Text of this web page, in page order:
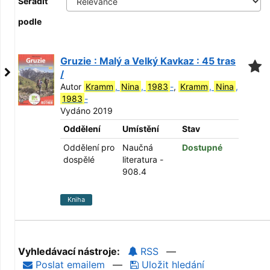
podle
Gruzie : Malý a Velký Kavkaz : 45 tras
/
Autor Kramm , Nina , 1983 -, Kramm , Nina ,
1983 -
Vydáno 2019
Oddělení
Umístění
Stav
Oddělení pro
dospělé
Naučná
literatura -
908.4
Dostupné
Kniha
Vyhledávací nástroje: RSS
—
Poslat emailem
— Uložit hledání